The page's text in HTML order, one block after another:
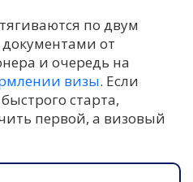
по двум
от
и очередь на
визы. Если
старта,
первой, а визовый